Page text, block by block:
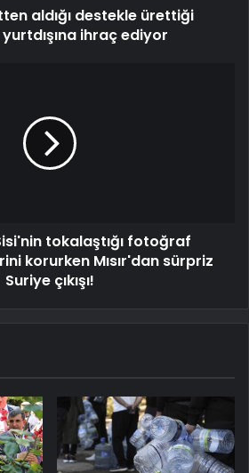
aldığı destekle ürettiği
ihraç ediyor
tokalaştığı fotoğraf
korurken Mısır'dan sürpriz
Suriye çıkışı!